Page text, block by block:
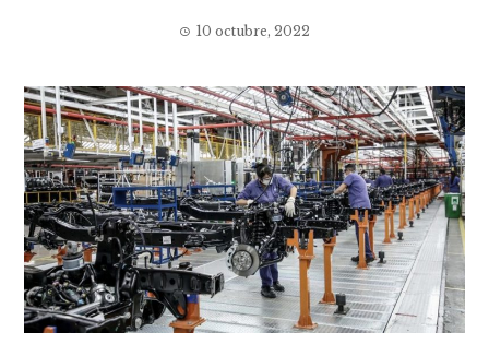
10 octubre, 2022